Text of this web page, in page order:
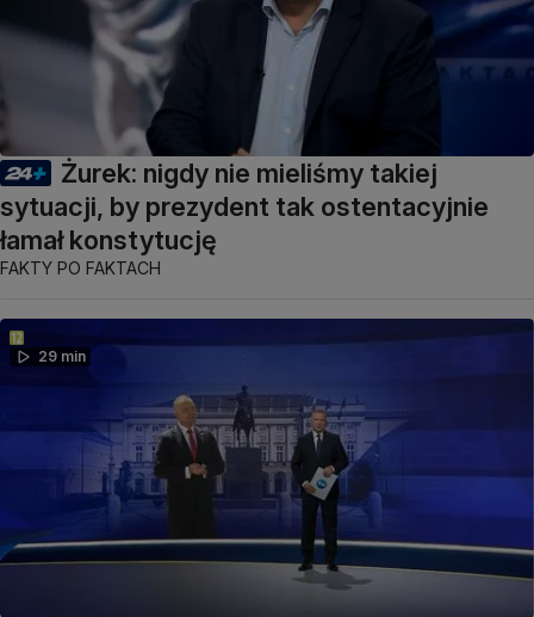
Żurek: nigdy nie mieliśmy takiej
sytuacji, by prezydent tak ostentacyjnie
łamał konstytucję
FAKTY PO FAKTACH
29 min